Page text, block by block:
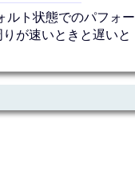
ルト状態でのパフォー
が速いときと遅いと